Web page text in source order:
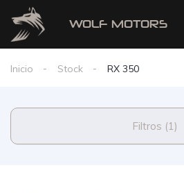
Inicio Stock RX 350
Filtros (1)